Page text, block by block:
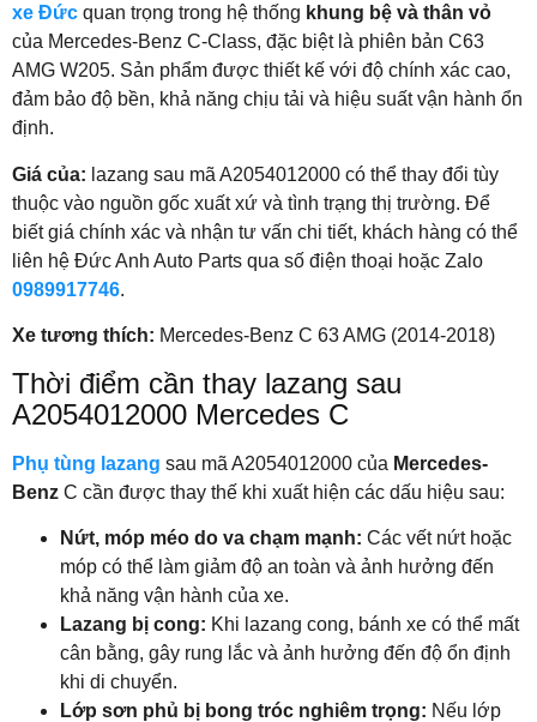
xe Đức quan trọng trong hệ thống khung bệ và thân vỏ
của Mercedes-Benz C-Class, đặc biệt là phiên bản C63
AMG W205. Sản phẩm được thiết kế với độ chính xác cao,
đảm bảo độ bền, khả năng chịu tải và hiệu suất vận hành ổn
định.
Giá của: lazang sau mã A2054012000 có thể thay đổi tùy
thuộc vào nguồn gốc xuất xứ và tình trạng thị trường. Để
biết giá chính xác và nhận tư vấn chi tiết, khách hàng có thể
liên hệ Đức Anh Auto Parts qua số điện thoại hoặc Zalo
0989917746.
Xe tương thích: Mercedes-Benz C 63 AMG (2014-2018)
Thời điểm cần thay lazang sau
A2054012000 Mercedes C
Phụ tùng lazang sau mã A2054012000 của Mercedes-
Benz C cần được thay thế khi xuất hiện các dấu hiệu sau:
Nứt, móp méo do va chạm mạnh: Các vết nứt hoặc
móp có thể làm giảm độ an toàn và ảnh hưởng đến
khả năng vận hành của xe.
Lazang bị cong: Khi lazang cong, bánh xe có thể mất
cân bằng, gây rung lắc và ảnh hưởng đến độ ổn định
khi di chuyển.
Lớp sơn phủ bị bong tróc nghiêm trọng: Nếu lớp